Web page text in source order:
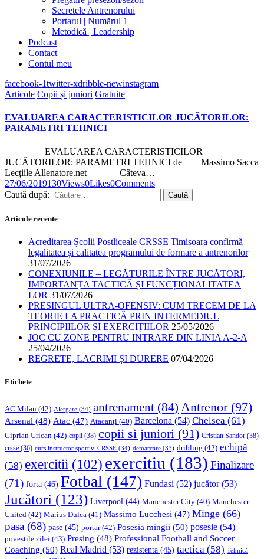
Secretele Antrenorului
Portarul | Numărul 1
Metodică | Leadership
Podcast
Contact
Contul meu
facebook-1twitter-xdribble-newinstagram
Articole Copii și juniori Gratuite
EVALUAREA CARACTERISTICILOR JUCĂTORILOR:
PARAMETRI TEHNICI
EVALUAREA CARACTERISTICILOR
JUCĂTORILOR: PARAMETRI TEHNICI de Massimo Sacca
Lecțiile Allenatore.net Câteva…
27/06/2019130Views0Likes0Comments
Caută după:
Articole recente
Acreditarea Școlii Postliceale CRSSE Timișoara confirmă
legalitatea și calitatea programului de formare a antrenorilor
31/07/2026
CONEXIUNILE – LEGĂTURILE ÎNTRE JUCĂTORI,
IMPORTANȚA TACTICĂ ȘI FUNCȚIONALITATEA
LOR 31/07/2026
PRESINGUL ULTRA-OFENSIV: CUM TRECEM DE LA
TEORIE LA PRACTICĂ PRIN INTERMEDIUL
PRINCIPIILOR ȘI EXERCIȚIILOR 25/05/2026
JOC CU ZONE PENTRU INTRARE DIN LINIA A-2-A
25/04/2026
REGRETE, LACRIMI ȘI DURERE 07/04/2026
Etichete
AC Milan (42) Alergare (34) antrenament (84) Antrenor(97)
Arsenal (48) Atac (47) Atacanți (40) Barcelona (54) Chelsea (61)
Ciprian Urican (42) copii (38) copii si juniori (91) Cristian Sandor (38)
crsse (36) curs instructor sportiv. CRSSE (34) demarcare (33) dribling (42) echipă
(58) exercitii (102) exercitiu (183) Finalizare
(71) forta (46) Fotbal (147) Fundași (52) jucător(53)
Jucători (123) Liverpool (44) Manchester City (40) Manchester
United (42) Marius Dulca (41) Massimo Lucchesi (47) Minge (66)
pasa (68) pase (45) portar(42) Posesia mingii (50) posesie (54)
povestile zilei (43) Presing (48) Professional Football and Soccer
Coaching (50) Real Madrid (53) rezistenta (45) tactica (58) Tehnică